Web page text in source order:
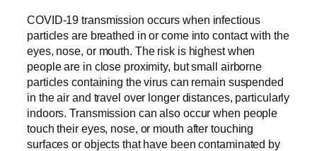
COVID‑19 transmission occurs when infectious
particles are breathed in or come into contact with the
eyes, nose, or mouth. The risk is highest when
people are in close proximity, but small airborne
particles containing the virus can remain suspended
in the air and travel over longer distances, particularly
indoors. Transmission can also occur when people
touch their eyes, nose, or mouth after touching
surfaces or objects that have been contaminated by